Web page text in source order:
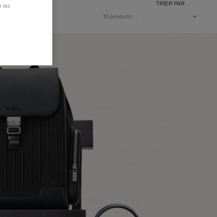
10 produits
TRIER PAR
les